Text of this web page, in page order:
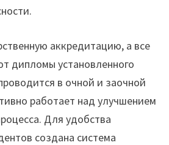
аккредитацию, а все
дипломы установленного
в очной и заочной
работает над улучшением
Для удобства
создана система